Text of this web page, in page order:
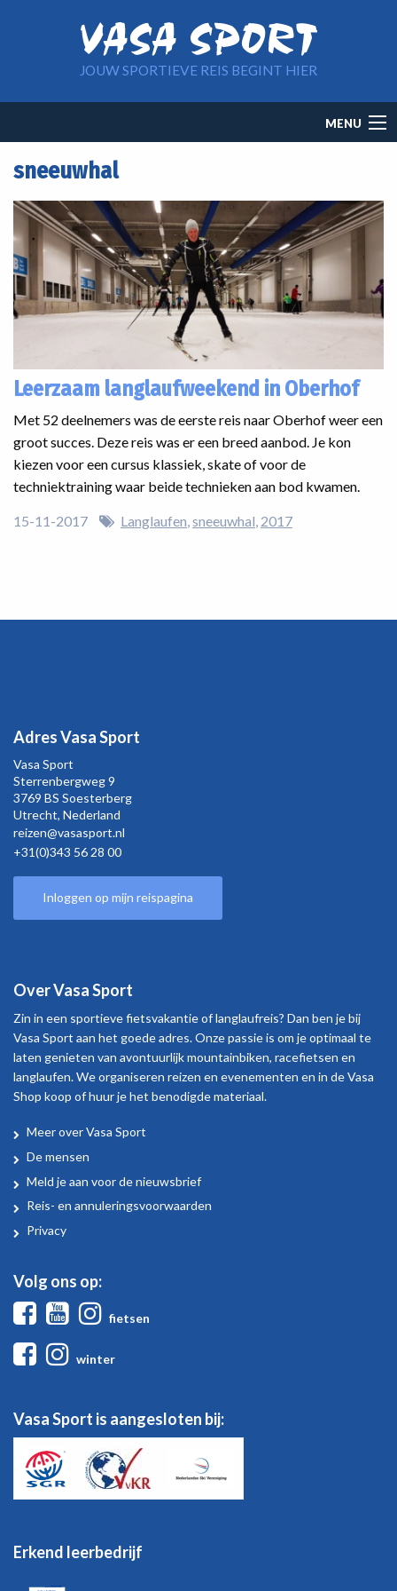
JOUW SPORTIEVE REIS BEGINT HIER
navigation
MENU
sneeuwhal
Leerzaam langlaufweekend in Oberhof
Met 52 deelnemers was de eerste reis naar Oberhof weer een
groot succes. Deze reis was er een breed aanbod. Je kon
kiezen voor een cursus klassiek, skate of voor de
techniektraining waar beide technieken aan bod kwamen.
15-11-2017 Langlaufen sneeuwhal 2017
Adres Vasa Sport
Vasa Sport
Sterrenbergweg9
3769 BS Soesterberg
Utrecht, Nederland
reizen@vasasport.nl
+31(0)343 56 28 00
Inloggen op mijn reispagina
Over Vasa Sport
Zin in een sportieve fietsvakantie of langlaufreis? Dan ben je bij
Vasa Sport aan het goede adres. Onze passie is om je optimaal te
laten genieten van avontuurlijk mountainbiken, racefietsen en
langlaufen. We organiseren reizen en evenementen en in de Vasa
Shop koop of huur je het benodigde materiaal.
Over
Vasa
Sport
Meer over Vasa Sport
De mensen
Meld je aan voor de nieuwsbrief
Reis- en annuleringsvoorwaarden
Privacy
Volg ons op:
FacebookYoutube
fietsen
Facebook
winter
Vasa Sport is aangesloten bij:
Erkend leerbedrijf